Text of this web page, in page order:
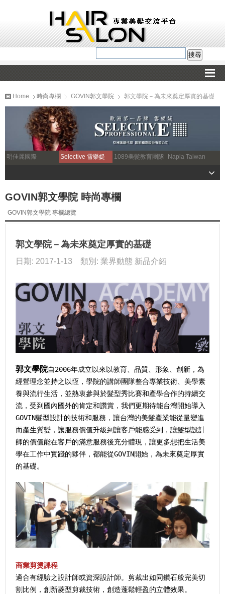
Home 時尚專欄 GOVIN郭文學院 郭文學院－為未來奠定厚實的基礎
明佳麗國際 Selective 雪樂媞 1089美髮教育團隊 Napla Taiwan
GOVIN郭文學院 時尚專欄
GOVIN郭文學院 專欄總覽
郭文學院－為未來奠定厚實的基礎
日期: 2017-1-13 類別: 業界動態 新品介紹
郭文學院自2006年成立以來以教育、品質、形象、創新，為
經營理念並持之以恆，學院的講師團隊整合專業技術、美學素
養與流行生活，並熱衷參與於髮型秀比賽和產學合作的持續交
流，受到國內國外的肯定和讚賞，我們更期待能台灣開始導入
GOVIN髮型設計的技術和服務，讓台灣的美髮產業能從量變進
而產生質變，讓服務價值升級到讓客戶能感受到，讓髮型設計
師的價值能在客戶的滿意服務後充分體現，讓更多想把生活美
學在工作中實踐的夥伴，都能從GOVIN開始，為未來奠定厚實
的基礎。
商業剪燙課程
適合有經驗之設計師或資深設計師。剪裁出如同鑽石般完美切
割比例，創新菱型剪裁技術，創造蓬鬆輕盈的立體效果。